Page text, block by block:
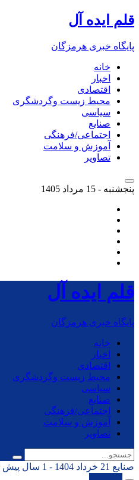
قلم ایده آل
پایگاه خبری هرمزگان
خانه
اخبار
اقتصادی
محیط زیست وگردشگری
سیاسی
صنایع
اجتماعی/فرهنگی
آموزش و سلامت
تصاویر
پنجشنبه - 15 مرداد 1405
قلم ایده آل
پایگاه خبری هرمزگان
خانه
اخبار
اقتصادی
محیط زیست وگردشگری
سیاسی
صنایع
اجتماعی/فرهنگی
آموزش و سلامت
تصاویر
صنایع 21 خرداد 1404 - 1 سال پیش